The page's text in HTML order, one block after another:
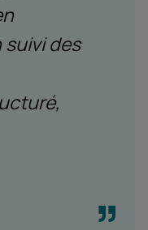
des